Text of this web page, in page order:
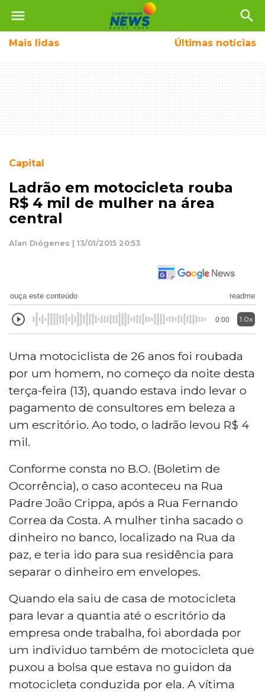
menu search
Mais lidas Últimas notícias
Capital
Ladrão em motocicleta rouba
R$ 4 mil de mulher na área
central
Alan Diógenes | 13/01/2015 20:53
ouça este conteúdo readme
0:00 1.0x
Uma motociclista de 26 anos foi roubada
por um homem, no começo da noite desta
terça-feira (13), quando estava indo levar o
pagamento de consultores em beleza a
um escritório. Ao todo, o ladrão levou R$ 4
mil.
Conforme consta no B.O. (Boletim de
Ocorrência), o caso aconteceu na Rua
Padre João Crippa, após a Rua Fernando
Correa da Costa. A mulher tinha sacado o
dinheiro no banco, localizado na Rua da
paz, e teria ido para sua residência para
separar o dinheiro em envelopes.
Quando ela saiu de casa de motocicleta
para levar a quantia até o escritório da
empresa onde trabalha, foi abordada por
um individuo também de motocicleta que
puxou a bolsa que estava no guidon da
motocicleta conduzida por ela. A vítima